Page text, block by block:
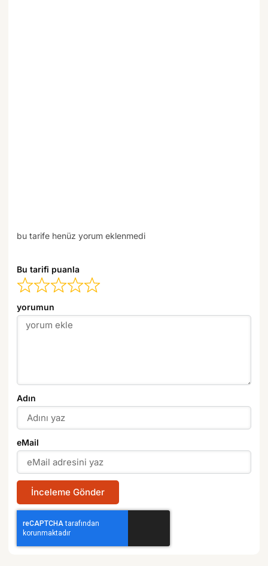
bu tarife henüz yorum eklenmedi
Bu tarifi puanla
yorumun
Adın
eMail
İnceleme Gönder